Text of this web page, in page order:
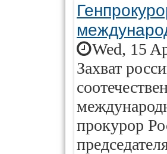
Wed, 15
Захват
прокурор